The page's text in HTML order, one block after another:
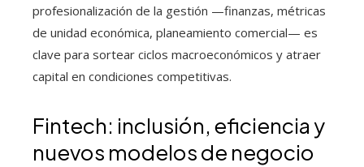
profesionalización de la gestión —finanzas, métricas
de unidad económica, planeamiento comercial— es
clave para sortear ciclos macroeconómicos y atraer
capital en condiciones competitivas.
Fintech: inclusión, eficiencia y
nuevos modelos de negocio